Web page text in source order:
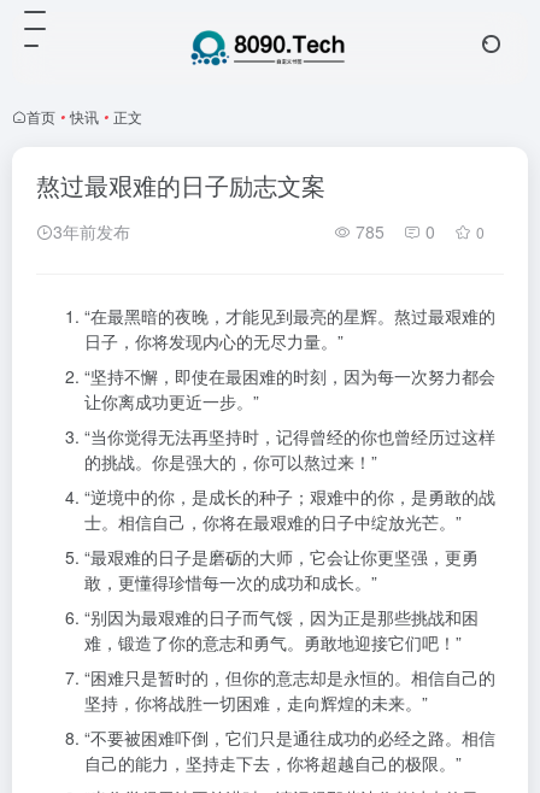
首页 • 快讯 • 正文
熬过最艰难的日子励志文案
3年前发布 785 0 0
“在最黑暗的夜晚，才能见到最亮的星辉。熬过最艰难的
日子，你将发现内心的无尽力量。”
“坚持不懈，即使在最困难的时刻，因为每一次努力都会
让你离成功更近一步。”
“当你觉得无法再坚持时，记得曾经的你也曾经历过这样
的挑战。你是强大的，你可以熬过来！”
“逆境中的你，是成长的种子；艰难中的你，是勇敢的战
士。相信自己，你将在最艰难的日子中绽放光芒。”
“最艰难的日子是磨砺的大师，它会让你更坚强，更勇
敢，更懂得珍惜每一次的成功和成长。”
“别因为最艰难的日子而气馁，因为正是那些挑战和困
难，锻造了你的意志和勇气。勇敢地迎接它们吧！”
“困难只是暂时的，但你的意志却是永恒的。相信自己的
坚持，你将战胜一切困难，走向辉煌的未来。”
“不要被困难吓倒，它们只是通往成功的必经之路。相信
自己的能力，坚持走下去，你将超越自己的极限。”